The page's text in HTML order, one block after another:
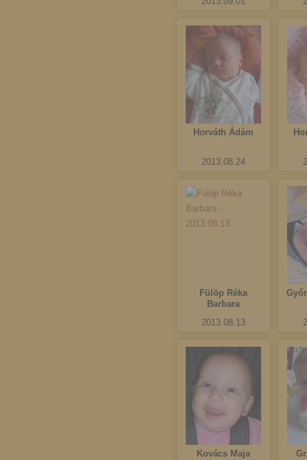
Horváth Ádám
2013.08.24
Fülöp Réka
Barbara
2013.08.13
Kovács Maja